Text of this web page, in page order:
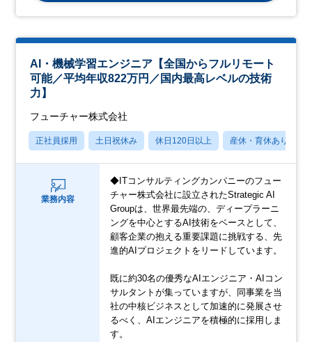
AI・機械学習エンジニア【全国からフルリモート
可能／平均年収822万円／国内最高レベルの技術
力】
フューチャー株式会社
正社員採用 土日祝休み 休日120日以上 産休・育休あり
業務内容
◆ITコンサルティングカンパニーのフュー
チャー株式会社に設立されたStrategic AI
Groupは、世界最先端の、ディープラーニ
ングを中心とするAI技術をベースとして、
顧客企業の抱える重要課題に挑戦する、先
進的AIプロジェクトをリードしています。
既に約30名の優秀なAIエンジニア・AIコン
サルタントが集っていますが、同事業を当
社の中核ビジネスとして加速的に発展させ
るべく、AIエンジニアを積極的に採用しま
す。